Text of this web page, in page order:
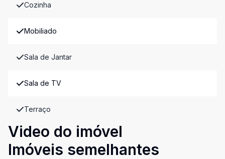
Cozinha
Mobiliado
Sala de Jantar
Sala de TV
Terraço
Video do imóvel
Imóveis semelhantes